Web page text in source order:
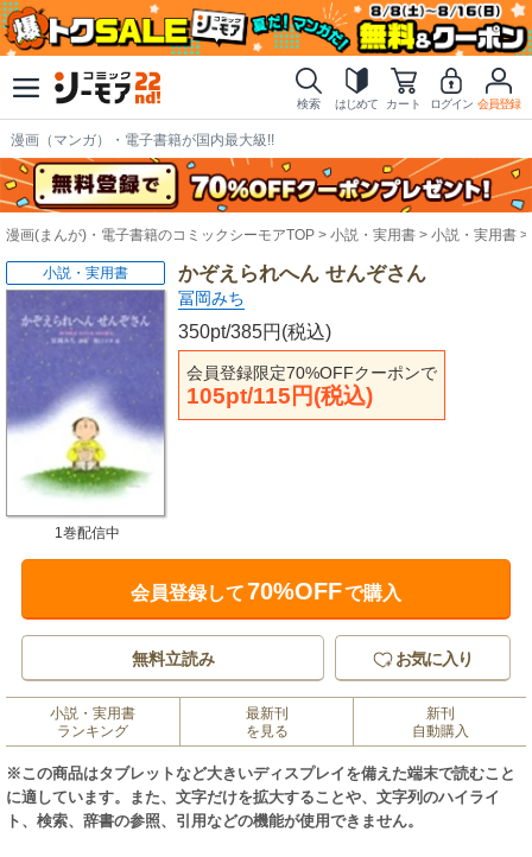
検索 はじめて カート ログイン 会員登録
漫画（マンガ）・電子書籍が国内最大級!!
漫画(まんが)・電子書籍のコミックシーモアTOP 小説・実用書 小説・実用書
かぞえられへん せんぞさん
冨岡みち
350pt/385円(税込)
会員登録限定70%OFFクーポンで
105pt/115円(税込)
小説・実用書
1巻配信中
会員登録して70%OFFで購入
無料立読み お気に入り
小説・実用書
ランキング
最新刊
を見る
新刊
自動購入
※この商品はタブレットなど大きいディスプレイを備えた端末で読むこと
に適しています。また、文字だけを拡大することや、文字列のハイライ
ト、検索、辞書の参照、引用などの機能が使用できません。